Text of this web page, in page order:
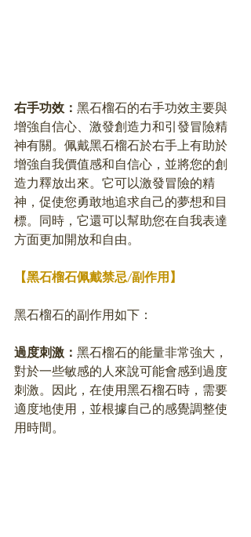
右手功效： 黑石榴石的右手功效主要與
增強自信心、激發創造力和引發冒險精
神有關。佩戴黑石榴石於右手上有助於
增強自我價值感和自信心，並將您的創
造力釋放出來。它可以激發冒險的精
神，促使您勇敢地追求自己的夢想和目
標。同時，它還可以幫助您在自我表達
方面更加開放和自由。
【黑石榴石佩戴禁忌/副作用】
黑石榴石的副作用如下：
過度刺激： 黑石榴石的能量非常強大，
對於一些敏感的人來說可能會感到過度
刺激。因此，在使用黑石榴石時，需要
適度地使用，並根據自己的感覺調整使
用時間。